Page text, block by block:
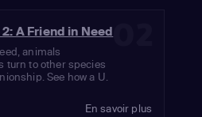
02
A Friend in Need
animals
turn to other species
See how a U.
En savoir plus